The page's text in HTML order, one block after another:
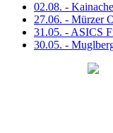
02.08. -
27.06. - Mürzer
31.05. - ASICS
30.05. -